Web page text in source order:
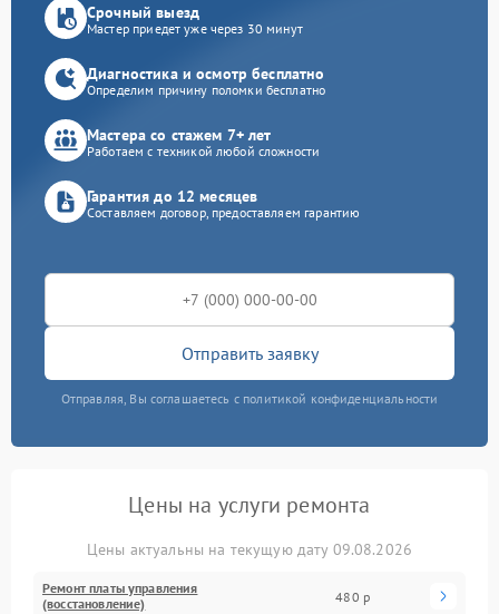
Срочный выезд
Мастер приедет уже через 30 минут
Диагностика и осмотр бесплатно
Определим причину поломки бесплатно
Мастера со стажем 7+ лет
Работаем с техникой любой сложности
Гарантия до 12 месяцев
Составляем договор, предоставляем гарантию
Отправить заявку
Отправляя, Вы соглашаетесь с политикой конфиденциальности
Цены на услуги ремонта
Цены актуальны на текущую дату 09.08.2026
Ремонт платы управления
(восстановление)
480 р